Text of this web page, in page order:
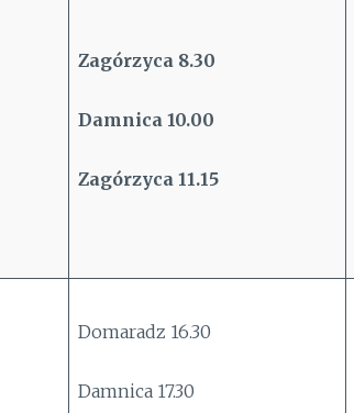
Zagórzyca 8.30
Damnica 10.00
Zagórzyca 11.15
Domaradz 16.30
Damnica 17.30